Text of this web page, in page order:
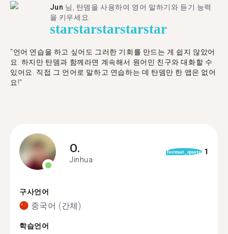
Jun 님, 탄뎀을 사용하여 영어 말하기와 듣기 능력
을 키우세요.
starstarstarstarstar
"언어 연습을 하고 싶어도 그러한 기회를 만드는 게 쉽지 않았어
요. 하지만 탄뎀과 함께라면 계속해서 원어민 친구와 대화할 수
있어요. 직접 그 언어로 말하고 연습하는 데 탄뎀만 한 앱은 없어
요!"
O.
Jinhua
format_quote 1
구사언어
중국어 (간체)
학습언어